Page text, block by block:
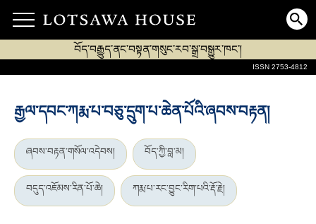
བོད་བརྒྱུད་ནང་བསྟན་གསུང་རབ་སྒྲ་བསྒྱུར་ཁང་།
ISSN 2753-4812
རྒྱལ་དབང་ཀརྨ་པ་བཅུ་དྲུག་པ་ཆེན་པོའི་ཞབས་བརྟན།
ཞབས་བརྟན་གསོལ་འདེབས། བོད་ཀྱི་བླ་མ།
བདུད་འཇོམས་རིན་པོ་ཆེ། ཀརྨ་པ་རང་བྱུང་རིག་པའི་རྡོ་རྗེ།